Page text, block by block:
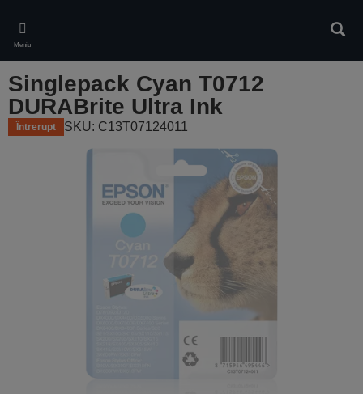
main
content
Meniu
Singlepack Cyan T0712
DURABrite Ultra Ink
Întrerupt SKU: C13T07124011